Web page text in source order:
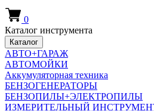
0
Каталог инструмента
Каталог
АВТО+ГАРАЖ
АВТОМОЙКИ
Аккумуляторная техника
БЕНЗОГЕНЕРАТОРЫ
БЕНЗОПИЛЫ+ЭЛЕКТРОПИЛЫ
ИЗМЕРИТЕЛЬНЫЙ